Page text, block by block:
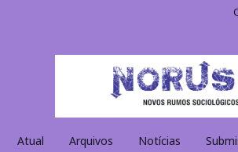
Atual Arquivos Notícias